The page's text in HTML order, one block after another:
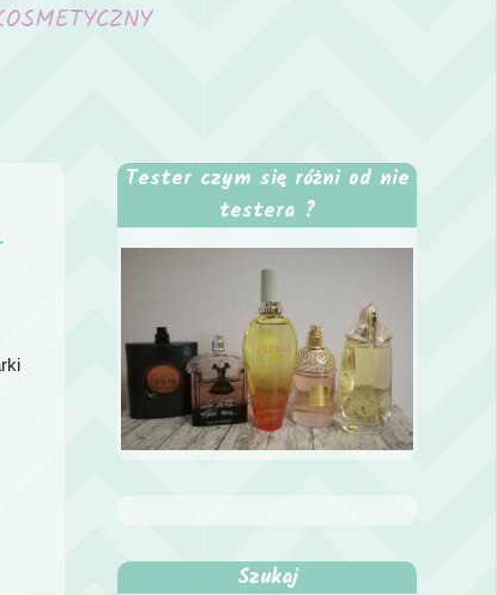
Tester czym się różni od nie
testera ?
Szukaj